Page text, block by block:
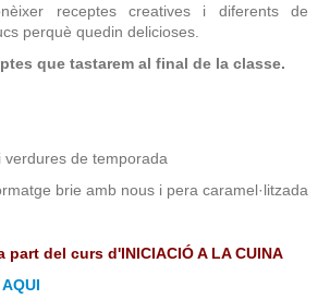
receptes creatives i diferents de
perquè quedin delicioses.
que tastarem al final de la classe.
de temporada
brie amb nous i pera caramel·litzada
del curs d'INICIACIÓ A LA CUINA